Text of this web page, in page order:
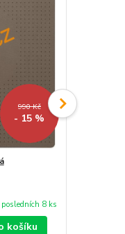
990 Kč
- 15 %
posledních 8 ks
košíku